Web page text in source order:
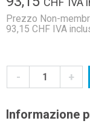
Prezzo Non-
93,15 CHF IVA
- +
Informazione